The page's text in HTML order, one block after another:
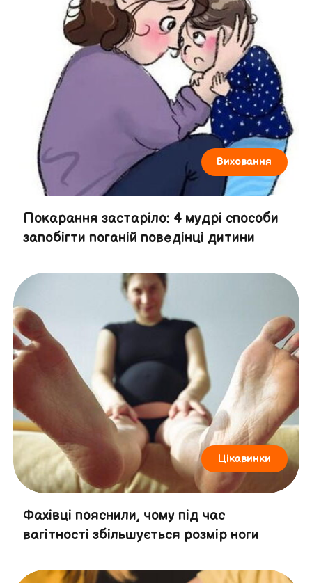
Виховання
Покарання застаріло: 4 мудрі способи
запобігти поганій поведінці дитини
Цікавинки
Фахівці пояснили, чому під час
вагітності збільшується розмір ноги